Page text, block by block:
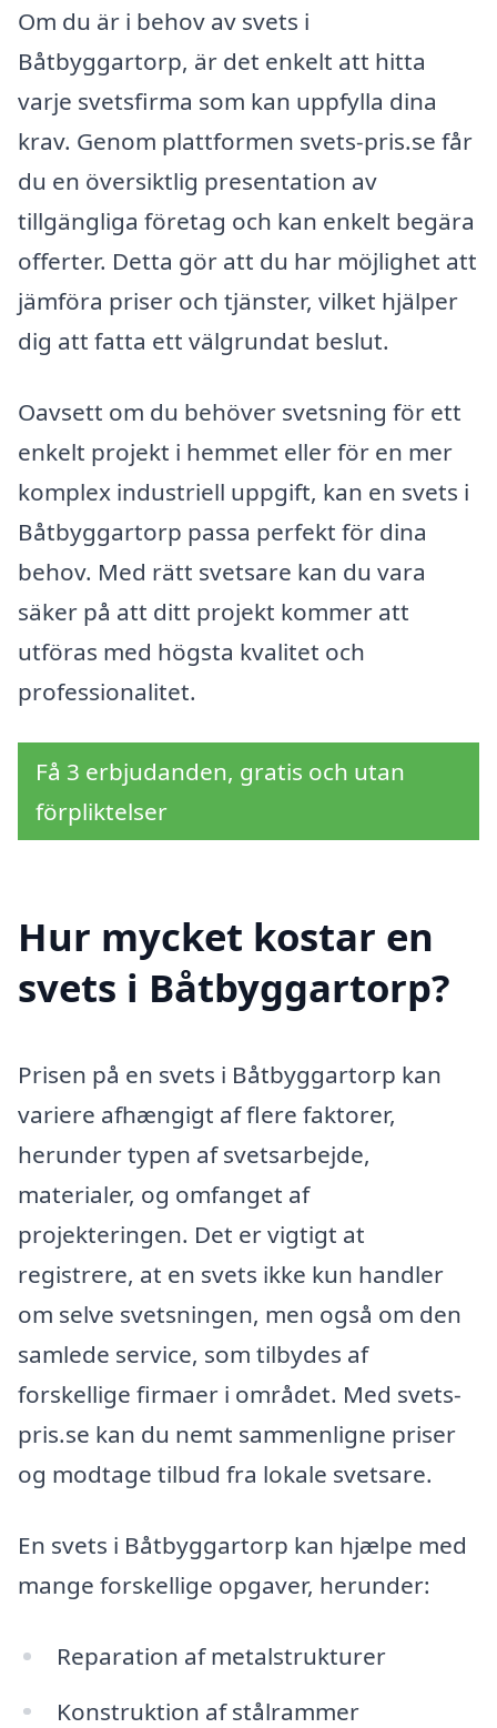
Om du är i behov av svets i
Båtbyggartorp, är det enkelt att hitta
varje svetsfirma som kan uppfylla dina
krav. Genom plattformen svets-pris.se får
du en översiktlig presentation av
tillgängliga företag och kan enkelt begära
offerter. Detta gör att du har möjlighet att
jämföra priser och tjänster, vilket hjälper
dig att fatta ett välgrundat beslut.
Oavsett om du behöver svetsning för ett
enkelt projekt i hemmet eller för en mer
komplex industriell uppgift, kan en svets i
Båtbyggartorp passa perfekt för dina
behov. Med rätt svetsare kan du vara
säker på att ditt projekt kommer att
utföras med högsta kvalitet och
professionalitet.
Få 3 erbjudanden, gratis och utan
förpliktelser
Hur mycket kostar en
svets i Båtbyggartorp?
Prisen på en svets i Båtbyggartorp kan
variere afhængigt af flere faktorer,
herunder typen af svetsarbejde,
materialer, og omfanget af
projekteringen. Det er vigtigt at
registrere, at en svets ikke kun handler
om selve svetsningen, men også om den
samlede service, som tilbydes af
forskellige firmaer i området. Med svets-
pris.se kan du nemt sammenligne priser
og modtage tilbud fra lokale svetsare.
En svets i Båtbyggartorp kan hjælpe med
mange forskellige opgaver, herunder:
Reparation af metalstrukturer
Konstruktion af stålrammer